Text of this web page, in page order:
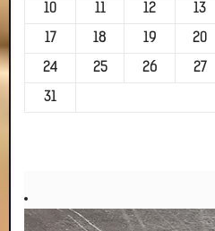
10 11 12 13
17 18 19 20
24 25 26 27
31